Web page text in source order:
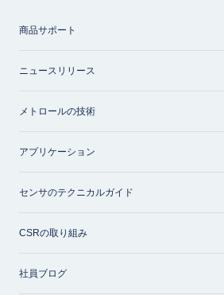
商品サポート
ニュースリリース
メトロールの技術
アプリケーション
センサのテクニカルガイド
CSRの取り組み
社員ブログ